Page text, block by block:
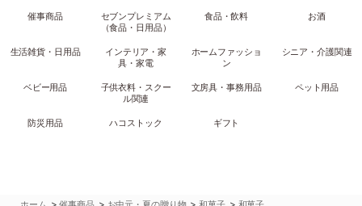
催事商品
セブンプレミアム
（食品・日用品）
食品・飲料 お酒
生活雑貨・日用品
インテリア・家
具・家電
ホームファッショ
ン
シニア・介護関連
ベビー用品
子供衣料・スクー
ル関連
文房具・事務用品 ペット用品
防災用品 ハコストック ギフト